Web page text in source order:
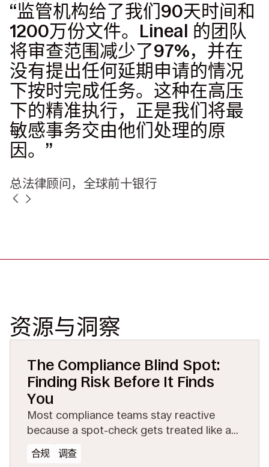
“监管机构给了我们90天时间和
1200万份文件。Lineal 的团队
将审查范围减少了97%，并在
没有提出任何延期申请的情况
下按时完成任务。这种在高压
下的精准执行，正是我们将最
敏感事务交由他们处理的原
因。”
总法律顾问，全球前十银行
资源与洞察
The Compliance Blind Spot:
Finding Risk Before It Finds
You
Most compliance teams stay reactive
because a spot-check gets treated like a
eDiscovery makes proactive testing
合规 调查